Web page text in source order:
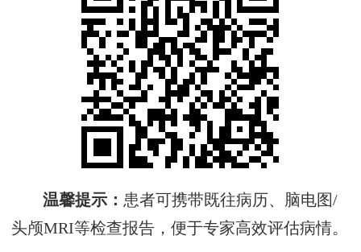
温馨提示‌： 患者可携带既往病历、脑电图/
头颅MRI等检查报告，便于专家高效评估病情‌。